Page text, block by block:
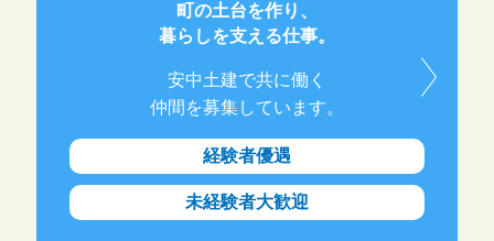
町の土台を作り、
暮らしを支える仕事。
安中土建で共に働く
仲間を募集しています。
経験者優遇
未経験者大歓迎